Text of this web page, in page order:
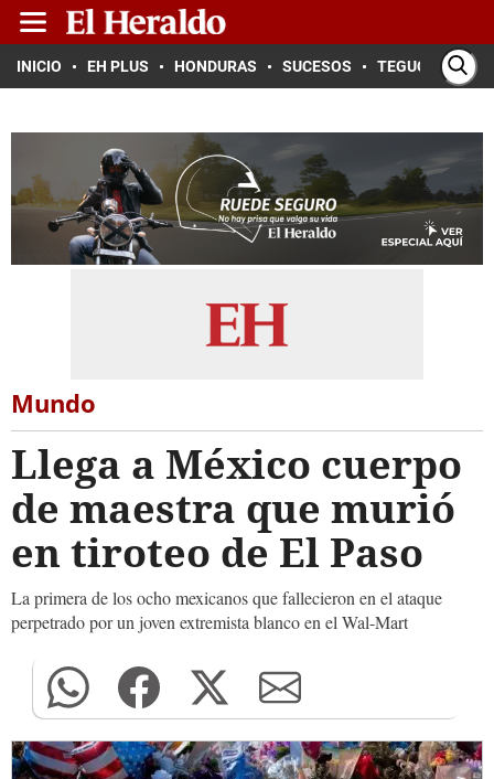
INICIO EH PLUS HONDURAS SUCESOS TEGUCIGALPA
Mundo
Llega a México cuerpo
de maestra que murió
en tiroteo de El Paso
La primera de los ocho mexicanos que fallecieron en el ataque
perpetrado por un joven extremista blanco en el Wal-Mart